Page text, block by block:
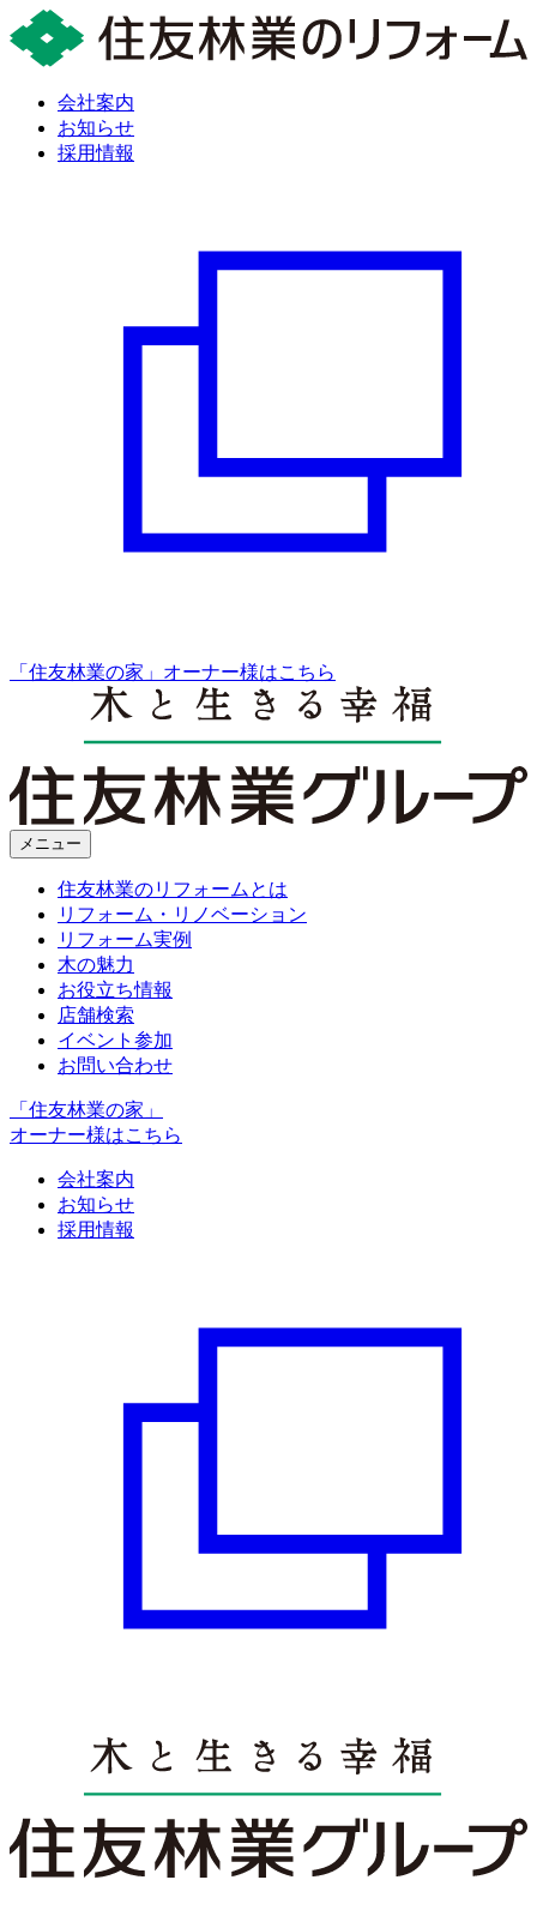
会社案内
お知らせ
採用情報
「住友林業の家」オーナー様はこちら
メニュー
住友林業のリフォームとは
リフォーム・リノベーション
リフォーム実例
木の魅力
お役立ち情報
店舗検索
イベント参加
お問い合わせ
「住友林業の家」
オーナー様はこちら
会社案内
お知らせ
採用情報